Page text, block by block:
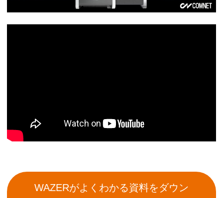
WAZERがよくわかる資料をダウン